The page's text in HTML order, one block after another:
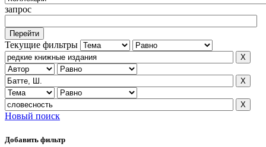
запрос
Текущие фильтры
Новый поиск
Добавить фильтр